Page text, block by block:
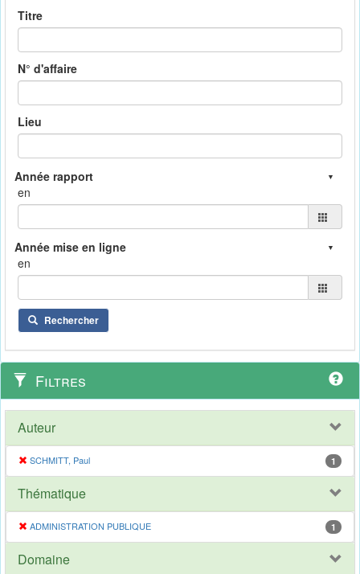
Titre
N° d'affaire
Lieu
en
en
Rechercher
Filtres
Auteur
SCHMITT, Paul 1
Thématique
ADMINISTRATION PUBLIQUE 1
Domaine